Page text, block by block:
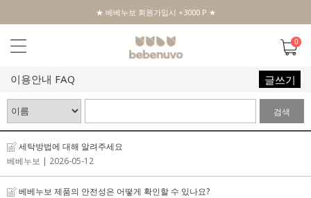
★ 베베누보 회원가입시 +3000 P ★
0
이용안내 FAQ 글쓰기
검색
세탁방법에 대해 알려주세요
베베누보 | 2026-05-12
베베누보 제품의 안전성은 어떻게 확인할 수 있나요?